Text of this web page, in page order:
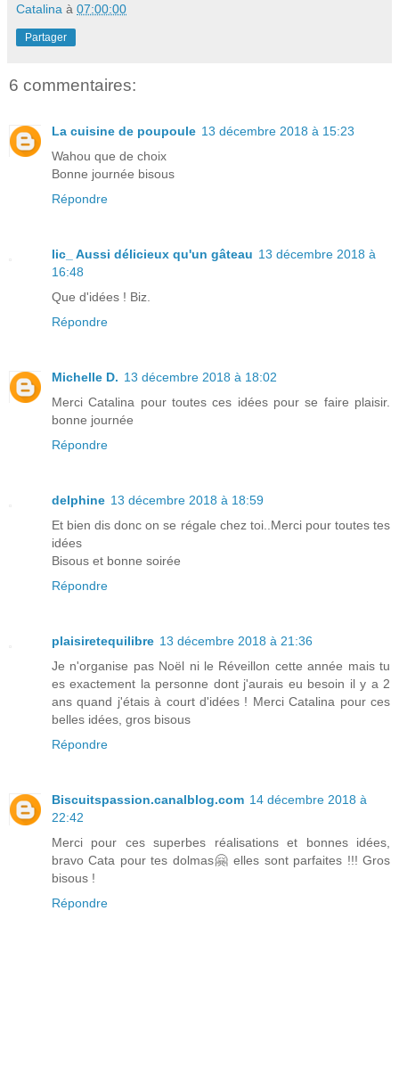
Catalina à 07:00:00
Partager
6 commentaires:
La cuisine de poupoule 13 décembre 2018 à 15:23
Wahou que de choix
Bonne journée bisous
Répondre
lic_ Aussi délicieux qu'un gâteau 13 décembre 2018 à
16:48
Que d'idées ! Biz.
Répondre
Michelle D. 13 décembre 2018 à 18:02
Merci Catalina pour toutes ces idées pour se faire plaisir.
bonne journée
Répondre
delphine 13 décembre 2018 à 18:59
Et bien dis donc on se régale chez toi..Merci pour toutes tes
idées
Bisous et bonne soirée
Répondre
plaisiretequilibre 13 décembre 2018 à 21:36
Je n'organise pas Noël ni le Réveillon cette année mais tu
es exactement la personne dont j'aurais eu besoin il y a 2
ans quand j'étais à court d'idées ! Merci Catalina pour ces
belles idées, gros bisous
Répondre
Biscuitspassion.canalblog.com 14 décembre 2018 à
22:42
Merci pour ces superbes réalisations et bonnes idées,
bravo Cata pour tes dolmas🤗 elles sont parfaites !!! Gros
bisous !
Répondre